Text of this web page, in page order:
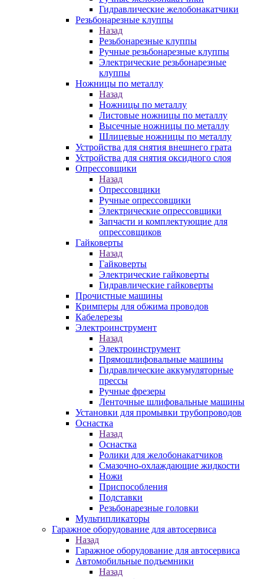
Гидравлические желобонакатчики
Резьбонарезные клуппы
Назад
Резьбонарезные клуппы
Ручные резьбонарезные клуппы
Электрические резьбонарезные
клуппы
Ножницы по металлу
Назад
Ножницы по металлу
Листовые ножницы по металлу
Высечные ножницы по металлу
Шлицевые ножницы по металлу
Устройства для снятия внешнего грата
Устройства для снятия оксидного слоя
Опрессовщики
Назад
Опрессовщики
Ручные опрессовщики
Электрические опрессовщики
Запчасти и комплектующие для
опрессовщиков
Гайковерты
Назад
Гайковерты
Электрические гайковерты
Гидравлические гайковерты
Прочистные машины
Кримперы для обжима проводов
Кабелерезы
Электроинструмент
Назад
Электроинструмент
Прямошлифовальные машины
Гидравлические аккумуляторные
прессы
Ручные фрезеры
Ленточные шлифовальные машины
Установки для промывки трубопроводов
Оснастка
Назад
Оснастка
Ролики для желобонакатчиков
Смазочно-охлаждающие жидкости
Ножи
Приспособления
Подставки
Резьбонарезные головки
Мультипликаторы
Гаражное оборудование для автосервиса
Назад
Гаражное оборудование для автосервиса
Автомобильные подъемники
Назад